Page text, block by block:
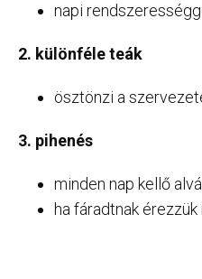
napi
2. különféle teák
ösztönzi a
3. pihenés
minden nap kellő
ha fáradtnak